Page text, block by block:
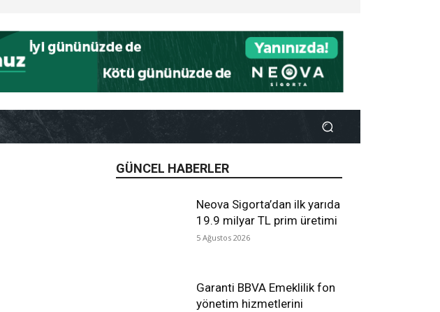
GÜNCEL HABERLER
Neova Sigorta’dan ilk yarıda
19.9 milyar TL prim üretimi
5 Ağustos 2026
Garanti BBVA Emeklilik fon
yönetim hizmetlerini